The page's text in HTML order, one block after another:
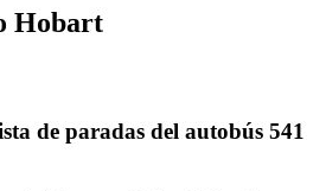
Hobart
de paradas del autobús 541